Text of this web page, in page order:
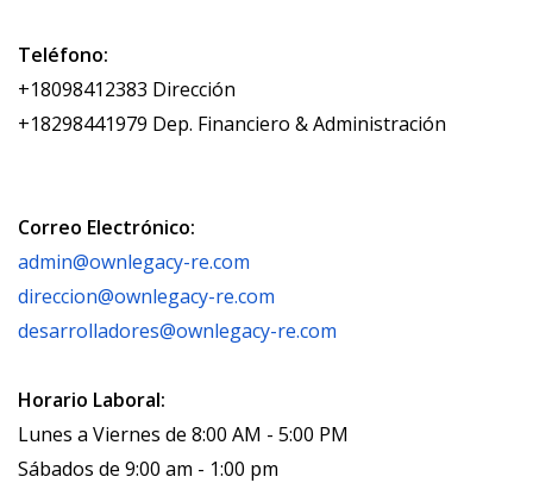
Teléfono:
+18098412383 Dirección
+18298441979 Dep. Financiero & Administración
Correo Electrónico:
admin@ownlegacy-re.com
direccion@ownlegacy-re.com
desarrolladores@ownlegacy-re.com
Horario Laboral:
Lunes a Viernes de 8:00 AM - 5:00 PM
Sábados de 9:00 am - 1:00 pm